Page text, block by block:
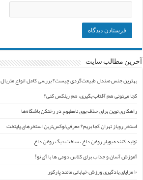
آخرین مطالب سایت
بهترین جنس صندل طبیعت‌گردی چیست؟ بررسی کامل انواع متریال
کجا می‌تونی هم آفتاب بگیری، هم ریلکس کنی؟
راهکاری نوین برای حذف بوی نامطبوع در رختکن باشگاه‌ها
استخر روباز تهران کجا بریم؟ معرفی لوکس‌ترین استخرهای پایتخت
تولید کننده بویلر روغن داغ ، ساخت دیگ روغن داغ
آموزش آسان و جذاب برای کلاس دومی ها با آی نو!
۱۰ مزایای یادگیری ورزش خیابانی مانند پارکور